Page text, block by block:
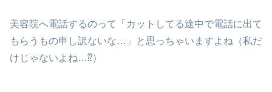
美容院へ電話するのって「カットしてる途中で電話に出て
もらうもの申し訳ないな…」と思っちゃいますよね（私だ
けじゃないよね…⁇）